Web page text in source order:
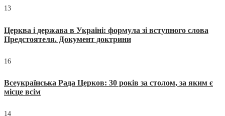
13
Церква і держава в Україні: формула зі вступного слова
Предстоятеля. Документ доктрини
16
Всеукраїнська Рада Церков: 30 років за столом, за яким є
місце всім
14